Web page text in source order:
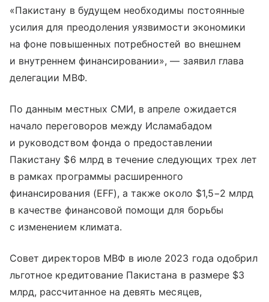
«Пакистану в будущем необходимы постоянные
усилия для преодоления уязвимости экономики
на фоне повышенных потребностей во внешнем
и внутреннем финансировании», — заявил глава
делегации МВФ.
По данным местных СМИ, в апреле ожидается
начало переговоров между Исламабадом
и руководством фонда о предоставлении
Пакистану $6 млрд в течение следующих трех лет
в рамках программы расширенного
финансирования (EFF), а также около $1,5−2 млрд
в качестве финансовой помощи для борьбы
с изменением климата.
Совет директоров МВФ в июле 2023 года одобрил
льготное кредитование Пакистана в размере $3
млрд, рассчитанное на девять месяцев,